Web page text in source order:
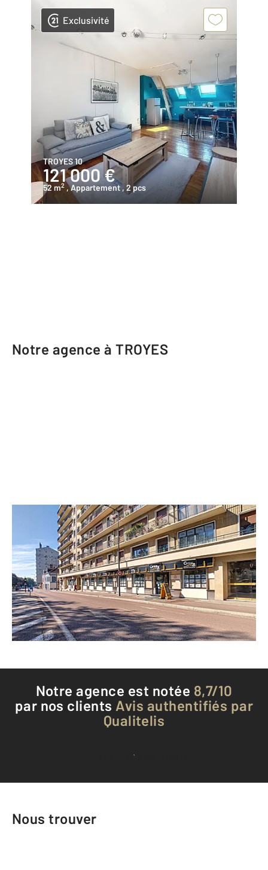
Exclusivité
TROYES 10
121 000 €
52 m2 , Appartement , 2 pcs
Notre agence à TROYES
CENTURY 21 Martinot Immobilier
14 boulevard Victor Hugo CS 90121
TROYES - 10000
Envoyer un message
Téléphoner à l'agence
Notre agence est notée 8,7/10
par nos clients Avis authentifiés par
Qualitelis
Voir tous les avis clients
Nous trouver